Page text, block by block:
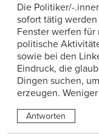
Die Politiker/-
sofort tätig
Fenster werfen für
politische
sowie bei den
Eindruck, die
Dingen suchen,
erzeugen.
Antworten